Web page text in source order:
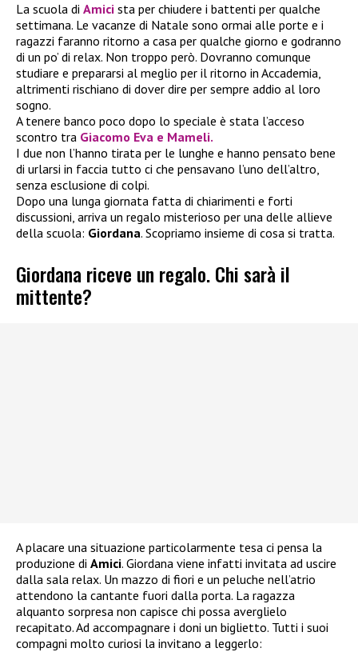
La scuola di Amici sta per chiudere i battenti per qualche
settimana. Le vacanze di Natale sono ormai alle porte e i
ragazzi faranno ritorno a casa per qualche giorno e godranno
di un po’ di relax. Non troppo però. Dovranno comunque
studiare e prepararsi al meglio per il ritorno in Accademia,
altrimenti rischiano di dover dire per sempre addio al loro
sogno.
A tenere banco poco dopo lo speciale è stata l’acceso
scontro tra Giacomo Eva e Mameli.
I due non l’hanno tirata per le lunghe e hanno pensato bene
di urlarsi in faccia tutto ci che pensavano l’uno dell’altro,
senza esclusione di colpi.
Dopo una lunga giornata fatta di chiarimenti e forti
discussioni, arriva un regalo misterioso per una delle allieve
della scuola: Giordana. Scopriamo insieme di cosa si tratta.
Giordana riceve un regalo. Chi sarà il
mittente?
A placare una situazione particolarmente tesa ci pensa la
produzione di Amici. Giordana viene infatti invitata ad uscire
dalla sala relax. Un mazzo di fiori e un peluche nell’atrio
attendono la cantante fuori dalla porta. La ragazza
alquanto sorpresa non capisce chi possa averglielo
recapitato. Ad accompagnare i doni un biglietto. Tutti i suoi
compagni molto curiosi la invitano a leggerlo: